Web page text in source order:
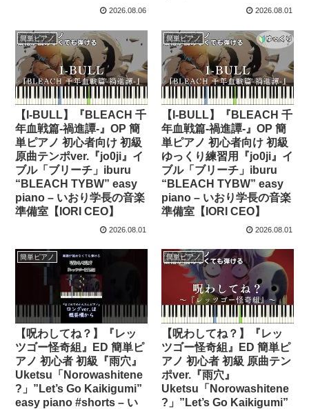
2026.08.06 2026.08.01
簡単ピアノ
【I-BULL】『BLEACH 千
年血戦篇-禍進譚-』OP 簡
単ピアノ 初心者向け 初級
原曲テンポver.『jo0ji』イ
ブル「ブリーチ」iburu
“BLEACH TYBW” easy
piano – いおり学長の音楽
準備室【IORI CEO】
2026.08.01
簡単ピアノ
【I-BULL】『BLEACH 千
年血戦篇-禍進譚-』OP 簡
単ピアノ 初心者向け 初級
ゆっくり練習用『jo0ji』イ
ブル「ブリーチ」iburu
“BLEACH TYBW” easy
piano – いおり学長の音楽
準備室【IORI CEO】
2026.08.01
簡単ピアノ
【呪わしてね？】『レッ
ツゴー怪奇組』ED 簡単ピ
アノ 初心者 初級『雨穴』
Uketsu「Norowashitene
?」”Let’s Go Kaikigumi”
easy piano #shorts – い
簡単ピアノ
【呪わしてね？】『レッ
ツゴー怪奇組』ED 簡単ピ
アノ 初心者 初級 原曲テン
ポver.『雨穴』
Uketsu「Norowashitene
?」”Let’s Go Kaikigumi”